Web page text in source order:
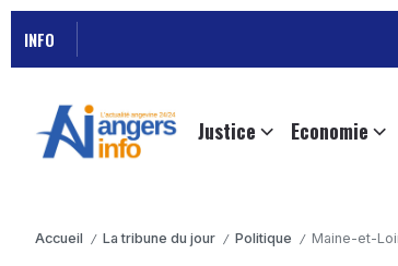
INFO
Justice Economie
Accueil / La tribune du jour / Politique / Maine-et-